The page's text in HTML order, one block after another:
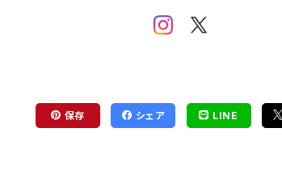
保存 シェア LINE